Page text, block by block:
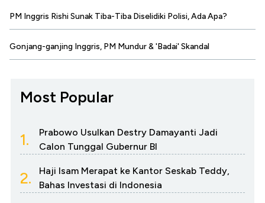
PM Inggris Rishi Sunak Tiba-Tiba Diselidiki Polisi, Ada Apa?
Gonjang-ganjing Inggris, PM Mundur & 'Badai' Skandal
Most Popular
1.
Prabowo Usulkan Destry Damayanti Jadi
Calon Tunggal Gubernur BI
2.
Haji Isam Merapat ke Kantor Seskab Teddy,
Bahas Investasi di Indonesia